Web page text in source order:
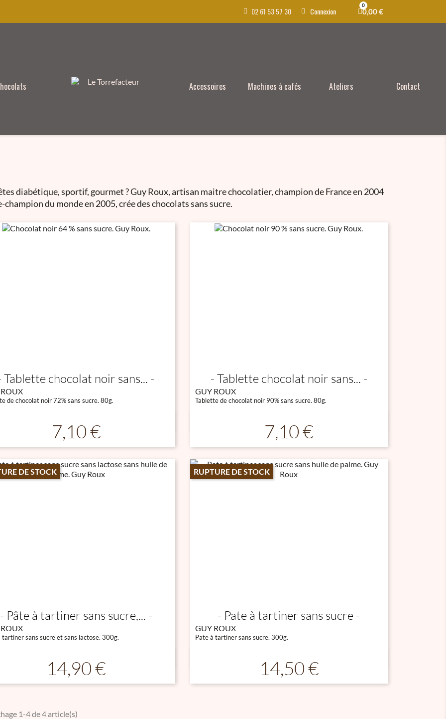
02 61 53 57 30 Connexion 0,00 €
Accessoires Machines à cafés Ateliers Contact
diabétique, sportif, gourmet ? Guy Roux, artisan maitre chocolatier, champion de France en 2004
champion du monde en 2005, crée des chocolats sans sucre.
Tablette chocolat noir sans...
de chocolat noir 72% sans sucre. 80g.
Prix
7,10 €

Tablette chocolat noir sans...
GUY ROUX
Tablette de chocolat noir 90% sans sucre. 80g.
Prix
7,10 €

Pâte à tartiner sans sucre,...
tartiner sans sucre et sans lactose. 300g.
Prix
14,90 €
DE STOCK

Pate à tartiner sans sucre
GUY ROUX
Pate à tartiner sans sucre. 300g.
Prix
14,50 €
RUPTURE DE STOCK

1-4 de 4 article(s)